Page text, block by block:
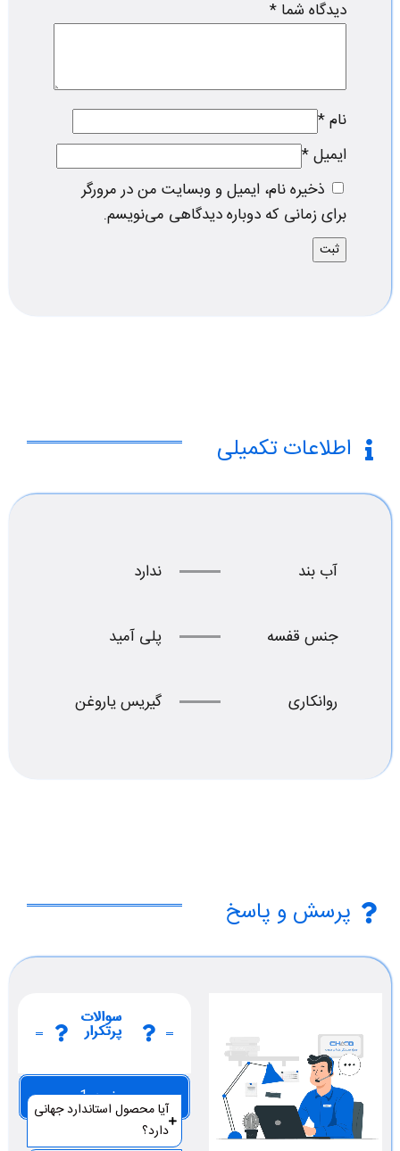
دیدگاه شما *
نام*
ایمیل*
ذخیره نام، ایمیل و وبسایت من در مرورگر
برای زمانی که دوباره دیدگاهی می‌نویسم.
اطلاعات تکمیلی
آب بند ندارد
جنس قفسه پلی آمید
روانکاری گیریس یاروغن
پرسش و پاسخ
سوالات
پرتکرار
صفحه 1
آیا محصول استاندارد جهانی
دارد؟